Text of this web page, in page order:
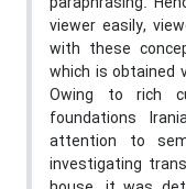
viewer easily,
with these
which is obtained
Owing to rich
foundations
attention to
investigating